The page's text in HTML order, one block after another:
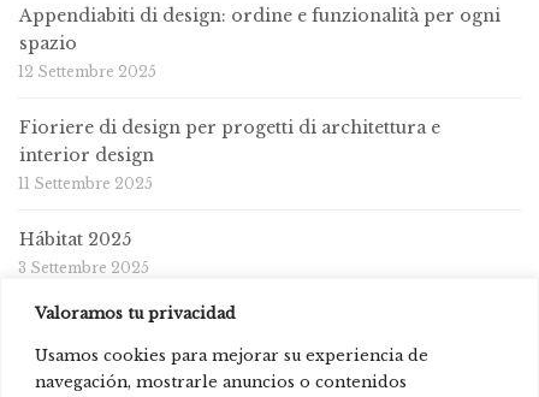
Valoramos tu privacidad
Usamos cookies para mejorar su experiencia de
navegación, mostrarle anuncios o contenidos
Appendiabiti di design: ordine e funzionalità per ogni
spazio
12 Settembre 2025
Fioriere di design per progetti di architettura e
interior design
11 Settembre 2025
Hábitat 2025
3 Settembre 2025